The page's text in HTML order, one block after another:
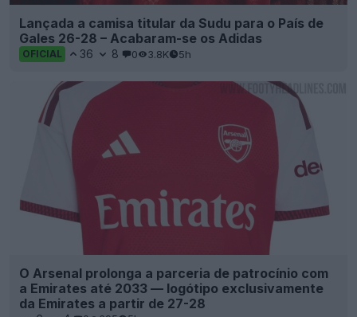
Lançada a camisa titular da Sudu para o País de
Gales 26-28 – Acabaram-se os Adidas
OFICIAL 36 8 0 3.8K 5h
O Arsenal prolonga a parceria de patrocínio com
a Emirates até 2033 — logótipo exclusivamente
da Emirates a partir de 27-28